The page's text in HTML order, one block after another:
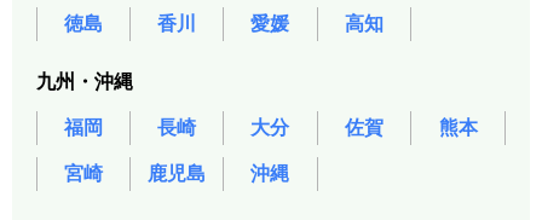
徳島 香川 愛媛 高知
九州・沖縄
福岡 長崎 大分 佐賀 熊本
宮崎 鹿児島 沖縄